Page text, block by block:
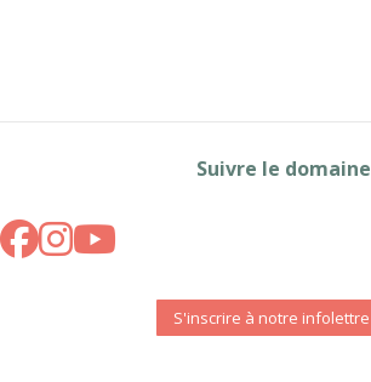
Suivre le domaine
S'inscrire à notre infolettre